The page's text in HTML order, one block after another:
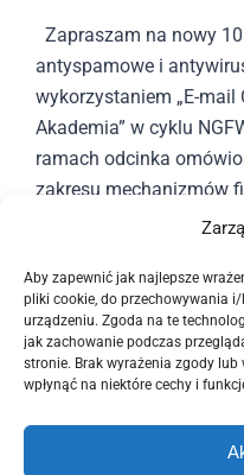
Aby zapewnić jak najlepsze
pliki cookie, do przechowywania
urządzeniu. Zgoda na te
jak zachowanie podczas
stronie. Brak wyrażenia zgody
wpłynąć na niektóre cechy i
Zapraszam na nowy
antyspamowe i
wykorzystaniem „E-mail
Akademia” w cyklu
ramach odcinka
zakresu mechanizmów
jest mechanizm "E-mail
elektronicznej.